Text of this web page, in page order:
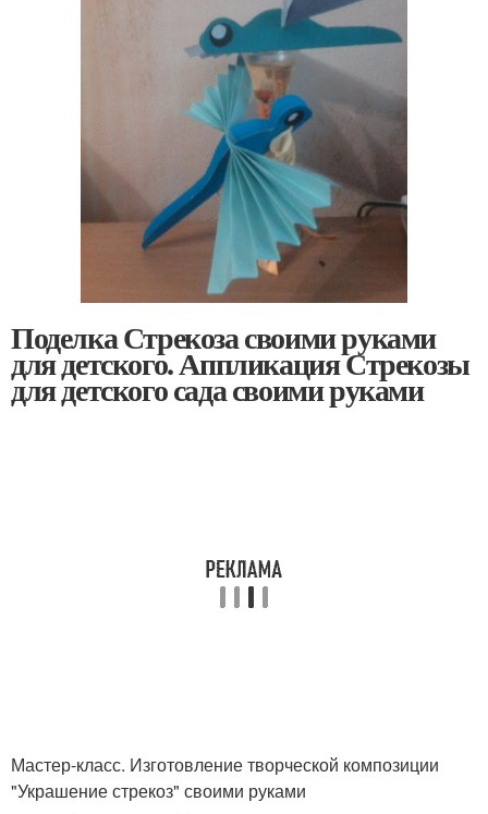
Поделка Стрекоза своими руками
для детского. Аппликация Стрекозы
для детского сада своими руками
Мастер-класс. Изготовление творческой композиции
"Украшение стрекоз" своими руками